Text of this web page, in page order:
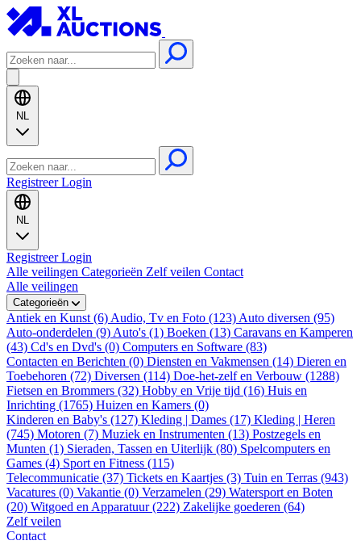
NL
RegistreerLogin
NL
RegistreerLogin
Alle veilingen Categorieën Zelf veilen Contact
Alle veilingen
Categorieën
Antiek en Kunst (6) Audio, Tv en Foto (123) Auto diversen (95)
Auto-onderdelen (9) Auto's (1) Boeken (13) Caravans en Kamperen
(43) Cd's en Dvd's (0) Computers en Software (83)
Contacten en Berichten (0) Diensten en Vakmensen (14) Dieren en
Toebehoren (72) Diversen (114) Doe-het-zelf en Verbouw (1288)
Fietsen en Brommers (32) Hobby en Vrije tijd (16) Huis en
Inrichting (1765) Huizen en Kamers (0)
Kinderen en Baby's (127) Kleding | Dames (17) Kleding | Heren
(745) Motoren (7) Muziek en Instrumenten (13) Postzegels en
Munten (1) Sieraden, Tassen en Uiterlijk (80) Spelcomputers en
Games (4) Sport en Fitness (115)
Telecommunicatie (37) Tickets en Kaartjes (3) Tuin en Terras (943)
Vacatures (0) Vakantie (0) Verzamelen (29) Watersport en Boten
(20) Witgoed en Apparatuur (222) Zakelijke goederen (64)
Zelf veilen
Contact